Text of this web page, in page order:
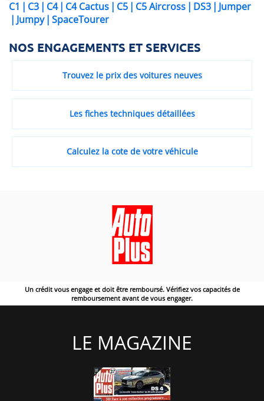
C1 | C3 | C4 | C4 Cactus | C5 | C5 Aircross | DS3 | Jumper
| Jumpy | SpaceTourer
NOS ENGAGEMENTS ET SERVICES
Trouvez le prix des voitures neuves
Les fiches techniques détaillées
Calculez la cote de votre véhicule
Un crédit vous engage et doit être remboursé. Vérifiez vos capacités de
remboursement avant de vous engager.
LE MAGAZINE